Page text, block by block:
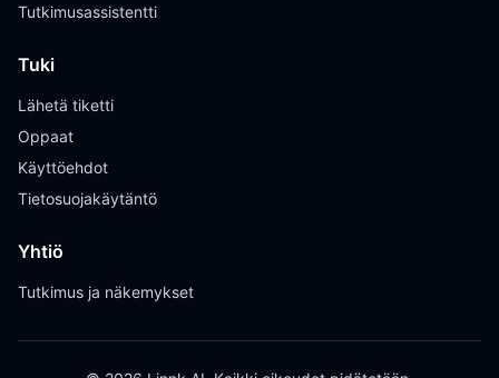
Tutkimusassistentti
Tuki
Lähetä tiketti
Oppaat
Käyttöehdot
Tietosuojakäytäntö
Yhtiö
Tutkimus ja näkemykset